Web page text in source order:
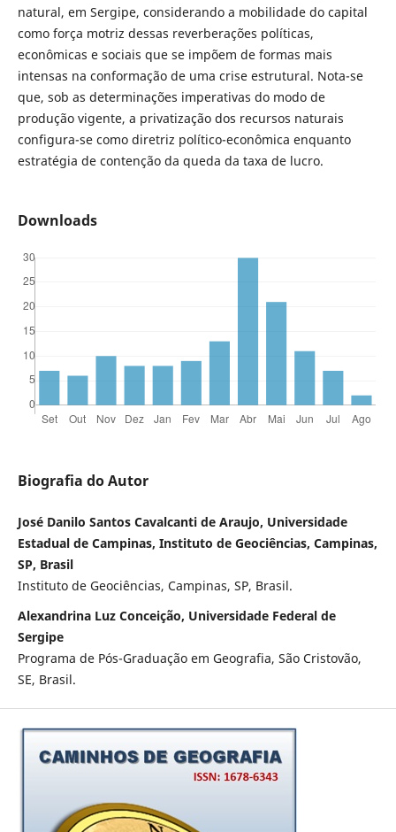
natural, em Sergipe, considerando a mobilidade do capital
como força motriz dessas reverberações políticas,
econômicas e sociais que se impõem de formas mais
intensas na conformação de uma crise estrutural. Nota-se
que, sob as determinações imperativas do modo de
produção vigente, a privatização dos recursos naturais
configura-se como diretriz político-econômica enquanto
estratégia de contenção da queda da taxa de lucro.
Downloads
Biografia do Autor
José Danilo Santos Cavalcanti de Araujo, Universidade
Estadual de Campinas, Instituto de Geociências, Campinas,
SP, Brasil
Instituto de Geociências, Campinas, SP, Brasil.
Alexandrina Luz Conceição, Universidade Federal de
Sergipe
Programa de Pós-Graduação em Geografia, São Cristovão,
SE, Brasil.